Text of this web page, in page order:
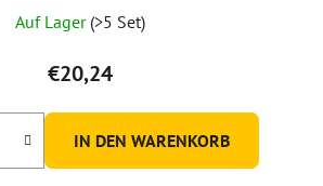
Auf Lager (>5 Set)
€20,24
IN DEN WARENKORB